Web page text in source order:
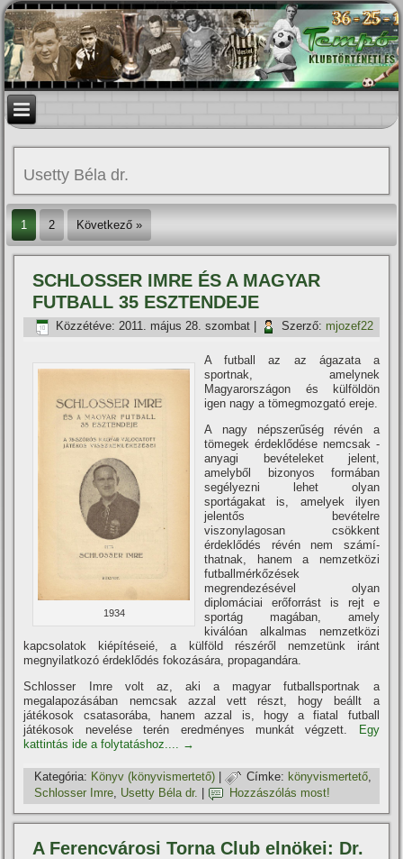
Usetty Béla dr.
1 2 Következő »
SCHLOSSER IMRE ÉS A MAGYAR
FUTBALL 35 ESZTENDEJE
Közzétéve: 2011. május 28. szombat Szerző: mjozef22
1934
A futball az az ágazata a
sportnak, amelynek
Magyarországon és külföldön
igen nagy a tömegmozgató ereje.
A nagy népszerűség révén a
tömegek érdeklődése nemcsak -
anyagi bevételeket jelent,
amelyből bizonyos formában
segélyezni lehet olyan
sportágakat is, amelyek ilyen
jelentős bevételre
viszonylagosan csökkent
érdeklődés révén nem számí­
thatnak, hanem a nemzetközi
futballmérkőzések
megrendezésével olyan
diplomáciai erőforrást is rejt e
sportág magában, amely
kiválóan alkalmas nemzetközi
kapcsolatok kiépí­téseié, a külföld részéről nemzetünk iránt
megnyilatkozó érdeklődés fokozására, propagandára.
Schlosser Imre volt az, aki a magyar futballsportnak a
megalapozásában nemcsak azzal vett részt, hogy beállt a
játékosok csatasorába, hanem azzal is, hogy a fiatal futball
játékosok nevelése terén eredményes munkát végzett.
Egy
kattintás ide a folytatáshoz.... →
Kategória: Könyv (könyvismertető) | Címke: könyvismertető,
Schlosser Imre, Usetty Béla dr. Hozzászólás most!
A Ferencvárosi Torna Club elnökei: Dr.